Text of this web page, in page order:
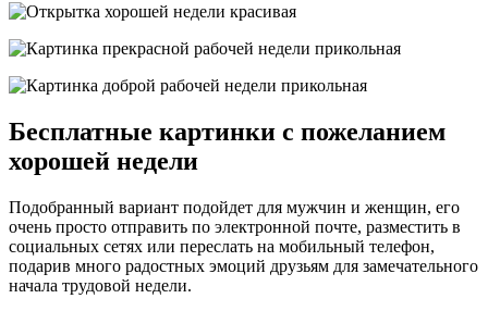
Бесплатные картинки с пожеланием
хорошей недели
Подобранный вариант подойдет для мужчин и женщин, его
очень просто отправить по электронной почте, разместить в
социальных сетях или переслать на мобильный телефон,
подарив много радостных эмоций друзьям для замечательного
начала трудовой недели.